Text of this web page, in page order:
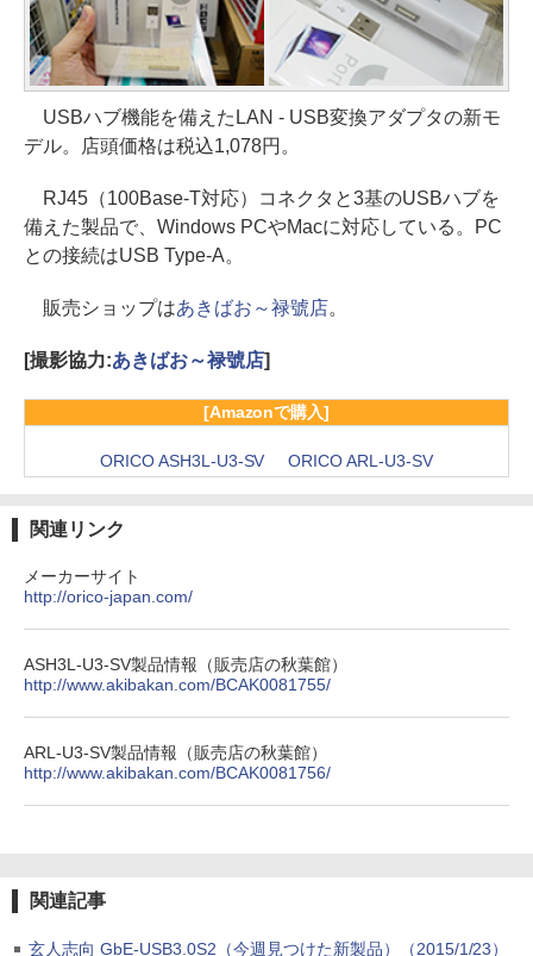
USBハブ機能を備えたLAN - USB変換アダプタの新モ
デル。店頭価格は税込1,078円。
RJ45（100Base-T対応）コネクタと3基のUSBハブを
備えた製品で、Windows PCやMacに対応している。PC
との接続はUSB Type-A。
販売ショップはあきばお～禄號店。
[撮影協力:あきばお～禄號店]
[Amazonで購入]
ORICO ASH3L-U3-SV ORICO ARL-U3-SV
関連リンク
メーカーサイト
http://orico-japan.com/
ASH3L-U3-SV製品情報（販売店の秋葉館）
http://www.akibakan.com/BCAK0081755/
ARL-U3-SV製品情報（販売店の秋葉館）
http://www.akibakan.com/BCAK0081756/
関連記事
玄人志向 GbE-USB3.0S2（今週見つけた新製品）（2015/1/23）